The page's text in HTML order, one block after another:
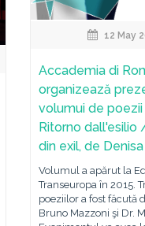
12 May
Accademia di
organizează
volumui de
Ritorno dall'esilio
din exil, de
Volumul a apărut la
Transeuropa în 2015.
poeziilor a fost făcută
Bruno Mazzoni şi Dr.